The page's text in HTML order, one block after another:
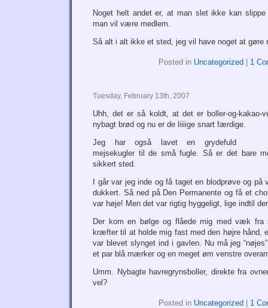
Noget helt andet er, at man slet ikke kan
man vil være medlem.
Så alt i alt ikke et sted, jeg vil have noget at gøre
Posted in Uncategorized 1
Tuesday, February 13th, 2007
Uhh, det er så koldt, at det er boller-og-kakao-
nybagt brød og nu er de liiiige snart færdige.
Jeg har også lavet en grydefuld
mejsekugler til de små fugle. Så er det bare
sikkert sted.
I går var jeg inde og få taget en blodprøve og
dukkert. Så ned på Den Permanente og få et
var høje! Men det var rigtig hyggeligt, lige indtil
Der kom en bølge og flåede mig med væk fra
kræfter til at holde mig fast med den højre hånd,
var blevet slynget ind i gavlen. Nu må jeg
et par blå mærker og en meget øm venstre
Umm. Nybagte havregrynsboller, direkte fra
vel?
Posted in Uncategorized 1